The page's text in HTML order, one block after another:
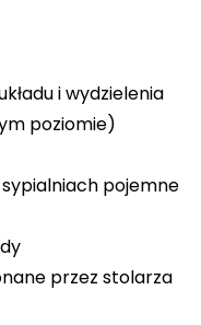
i wydzielenia
poziomie)
pojemne
przez stolarza